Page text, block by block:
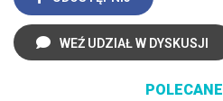
WEŹ UDZIAŁ W DYSKUSJI
POLECANE